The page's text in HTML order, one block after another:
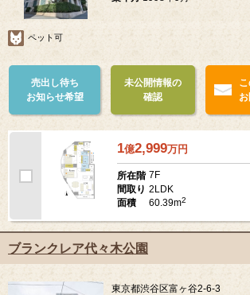
ペット可
売出し待ち
お知らせ希望
未公開情報の
確認
1億2,999万円
所在階 7F
間取り 2LDK
面積
60.39m2
ブランクレア代々木公園
東京都渋谷区富ヶ谷2-6-3